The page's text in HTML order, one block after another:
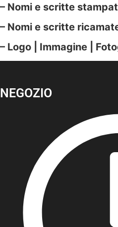
– Nomi e scritte
– Nomi e scritte
– Logo | Immagine |
NEGOZIO